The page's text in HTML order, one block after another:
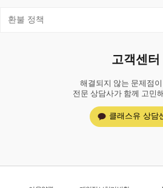
환불 정책
고객센터
해결되지 않는 문제점
전문 상담사가 함께 고민
클래스유 상담